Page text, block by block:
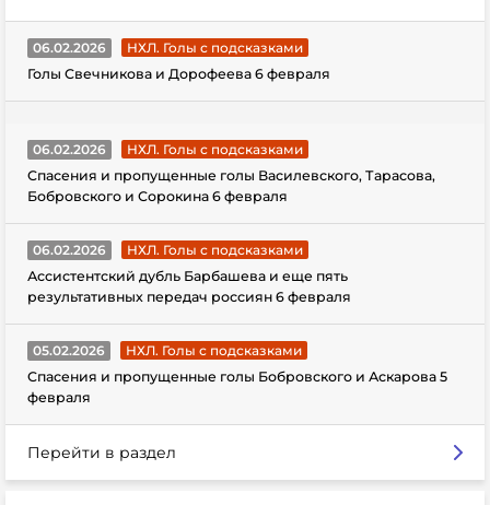
06.02.2026
НХЛ. Голы с подсказками
Голы Свечникова и Дорофеева 6 февраля
06.02.2026
НХЛ. Голы с подсказками
Спасения и пропущенные голы Василевского, Тарасова,
Бобровского и Сорокина 6 февраля
06.02.2026
НХЛ. Голы с подсказками
Ассистентский дубль Барбашева и еще пять
результативных передач россиян 6 февраля
05.02.2026
НХЛ. Голы с подсказками
Спасения и пропущенные голы Бобровского и Аскарова 5
февраля
Перейти в раздел